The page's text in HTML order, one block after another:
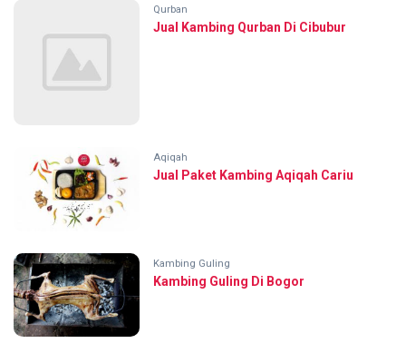
Qurban
Jual Kambing Qurban Di Cibubur
Aqiqah
Jual Paket Kambing Aqiqah Cariu
Kambing Guling
Kambing Guling Di Bogor